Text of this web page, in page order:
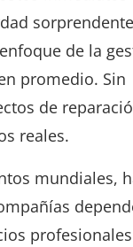
de la
promedio. Sin
de
reales.
mundiales,